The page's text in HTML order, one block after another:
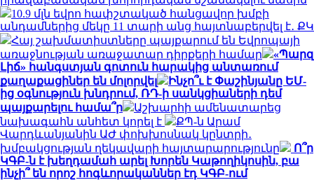
10.9 մլն եվրո հափշտակած հանցավոր խմբի
անդամներից մեկը 11 տարի անց հայտնաբերվել է․ ՔԿ
Հայ շախմատիստները պայքարում են Եվրոպայի
առաջնության առաջատար դիրքերի համար
«Պարզ
Լիճ» հանգստյան գոտուն հարակից անտառում
քաղաքացիներ են մոլորվել
Ինչո՞ւ է Փաշինյանը ԵՄ-
ից օգնություն խնդրում, ՌԴ-ի սանկցիաների դեմ
պայքարելու համա՞ր
Աշխարհի ամենատարեց
նախագահն անհետ կորել է
ՔՊ-ն Արամ
Վարդևանյանին ԱԺ փոխխոսնակ կընտրի․
խմբակցության ղեկավարի հայտարարությունը
Ո՞ր
ԿԳԲ-ն է խեղդամահ արել Խորեն Կաթողիկոսին, բա
ինչի՞ են որոշ հոգևորականներ էդ ԿԳԲ-ում